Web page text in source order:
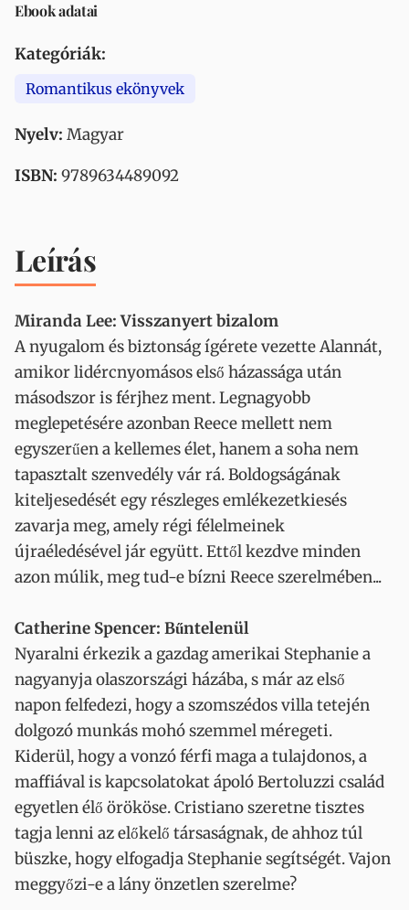
Ebook adatai
Kategóriák:
Romantikus ekönyvek
Nyelv: Magyar
ISBN: 9789634489092
Leírás
Miranda Lee: Visszanyert bizalom
A nyugalom és biztonság ígérete vezette Alannát,
amikor lidércnyomásos első házassága után
másodszor is férjhez ment. Legnagyobb
meglepetésére azonban Reece mellett nem
egyszerűen a kellemes élet, hanem a soha nem
tapasztalt szenvedély vár rá. Boldogságának
kiteljesedését egy részleges emlékezetkiesés
zavarja meg, amely régi félelmeinek
újraéledésével jár együtt. Ettől kezdve minden
azon múlik, meg tud-e bízni Reece szerelmében...
Catherine Spencer: Bűntelenül
Nyaralni érkezik a gazdag amerikai Stephanie a
nagyanyja olaszországi házába, s már az első
napon felfedezi, hogy a szomszédos villa tetején
dolgozó munkás mohó szemmel méregeti.
Kiderül, hogy a vonzó férfi maga a tulajdonos, a
maffiával is kapcsolatokat ápoló Bertoluzzi család
egyetlen élő örököse. Cristiano szeretne tisztes
tagja lenni az előkelő társaságnak, de ahhoz túl
büszke, hogy elfogadja Stephanie segítségét. Vajon
meggyőzi-e a lány önzetlen szerelme?